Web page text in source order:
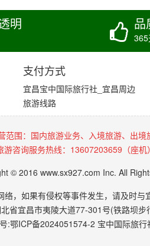
明 品
支付方式
宜昌宝中国际旅行社_宜昌周边
旅游线路
围：国内旅游业务、入境旅游、出
游咨询服务热线：13607203659（座
© 2016 www.sx927.com Inc. All
，如果有侵权等事件发生，请及时与
省宜昌市夷陵大道77-301号(铁路坝
:鄂ICP备2024051574-2 宝中国际旅